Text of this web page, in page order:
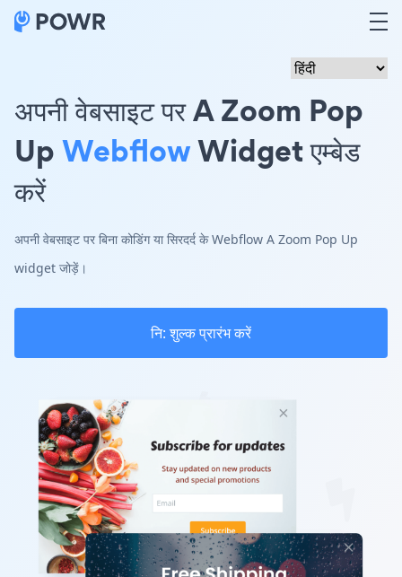
अपनी वेबसाइट पर A Zoom Pop
UpWebflowWidget एम्बेड
करें
अपनी वेबसाइट पर बिना कोडिंग या सिरदर्द के Webflow A Zoom Pop Up
widget जोड़ें।
नि: शुल्क प्रारंभ करें